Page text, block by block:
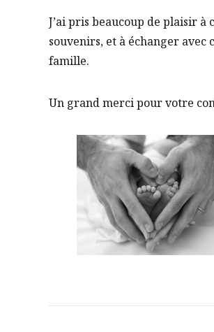
J’ai pris beaucoup de plaisir à
souvenirs, et à échanger avec
famille.
Un grand merci pour votre